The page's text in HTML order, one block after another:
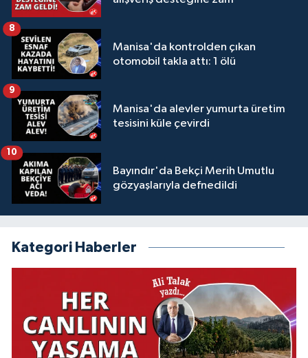
Manisa'da kontrolden çıkan
otomobil takla attı: 1 ölü
8
Manisa'da alevler yumurta üretim
tesisini küle çevirdi
9
Bayındır'da Bekçi Merih Umutlu
gözyaşlarıyla defnedildi
10
Kategori Haberler